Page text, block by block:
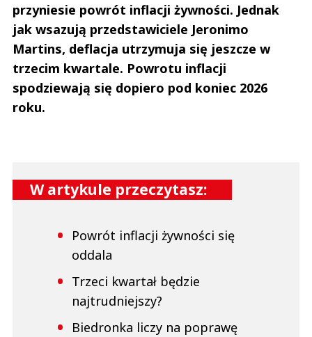
przyniesie powrót inflacji żywności. Jednak
jak wsazują przedstawiciele Jeronimo
Martins, deflacja utrzymuja się jeszcze w
trzecim kwartale. Powrotu inflacji
spodziewają się dopiero pod koniec 2026
roku.
W artykule przeczytasz:
Powrót inflacji żywności się
oddala
Trzeci kwartał będzie
najtrudniejszy?
Biedronka liczy na poprawę